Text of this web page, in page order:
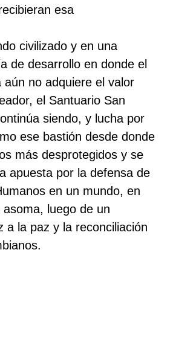
esa
civilizado y en una
de desarrollo en donde el
aún no adquiere el valor
el Santuario San
siendo, y lucha por
ese bastión desde donde
más desprotegidos y se
apuesta por la defensa de
en un mundo, en
luego de un
a la paz y la reconciliación